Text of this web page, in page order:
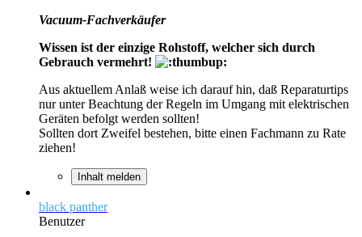
Vacuum-Fachverkäufer
Wissen ist der einzige Rohstoff, welcher sich durch
Gebrauch vermehrt!
Aus aktuellem Anlaß weise ich darauf hin, daß Reparaturtips
nur unter Beachtung der Regeln im Umgang mit elektrischen
Geräten befolgt werden sollten!
Sollten dort Zweifel bestehen, bitte einen Fachmann zu Rate
ziehen!
Inhalt melden
black panther
Benutzer